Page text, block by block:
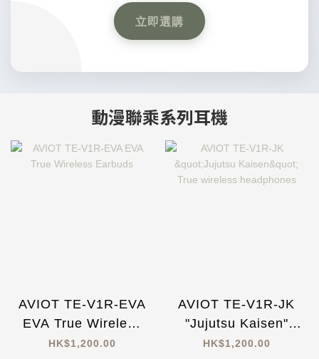
立即選購
動漫聯乘系列耳機
AVIOT TE-V1R-EVA
EVA True Wireless
Earbuds
HK$1,200.00
AVIOT TE-V1R-JK
"Jujutsu Kaisen"
True wireless
HK$1,200.00